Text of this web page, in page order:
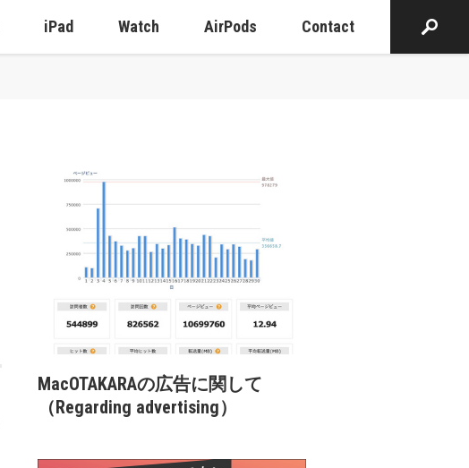
iPad Watch AirPods Contact
MacOTAKARAの広告に関して
（Regarding advertising）